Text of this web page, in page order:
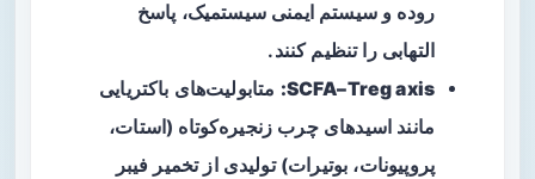
روده و سیستم ایمنی سیستمیک، پاسخ
التهابی را تنظیم کنند.
SCFA–Treg axis: متابولیت‌های باکتریایی
مانند اسیدهای چرب زنجیره‌کوتاه (استات،
پروپیونات، بوتیرات) تولیدی از تخمیر فیبر